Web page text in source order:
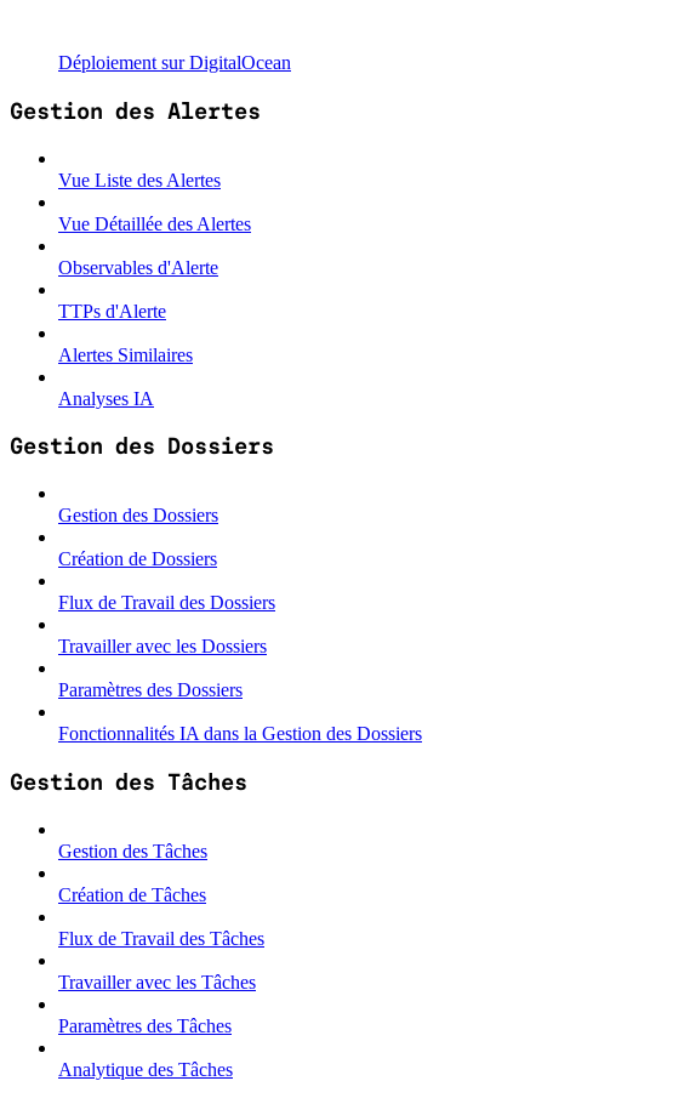
Déploiement sur DigitalOcean
Gestion des Alertes
Vue Liste des Alertes
Vue Détaillée des Alertes
Observables d'Alerte
TTPs d'Alerte
Alertes Similaires
Analyses IA
Gestion des Dossiers
Gestion des Dossiers
Création de Dossiers
Flux de Travail des Dossiers
Travailler avec les Dossiers
Paramètres des Dossiers
Fonctionnalités IA dans la Gestion des Dossiers
Gestion des Tâches
Gestion des Tâches
Création de Tâches
Flux de Travail des Tâches
Travailler avec les Tâches
Paramètres des Tâches
Analytique des Tâches